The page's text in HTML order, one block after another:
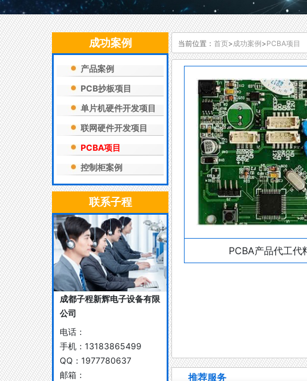
成功案例
产品案例
PCB抄板项目
单片机硬件开发项目
联网硬件开发项目
PCBA项目
控制柜案例
联系子程
成都子程新辉电子设备有限
公司
电话：
手机： 13183865499
QQ： 1977780637
邮箱：
当前位置： 首页>成功案例>PCBA项目
PCBA产品代工代
推荐服务